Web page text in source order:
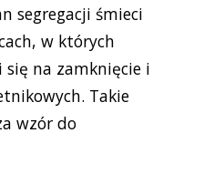
segregacji śmieci
w których
się na zamknięcie i
Takie
wzór do